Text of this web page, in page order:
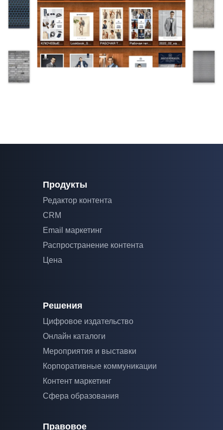
Продукты
Редактор контента
CRM
Email маркетинг
Распространение контента
Цена
Решения
Цифровое издательство
Онлайн каталоги
Мероприятия и выставки
Корпоративные коммуникации
Контент маркетинг
Сфера образования
Правовое